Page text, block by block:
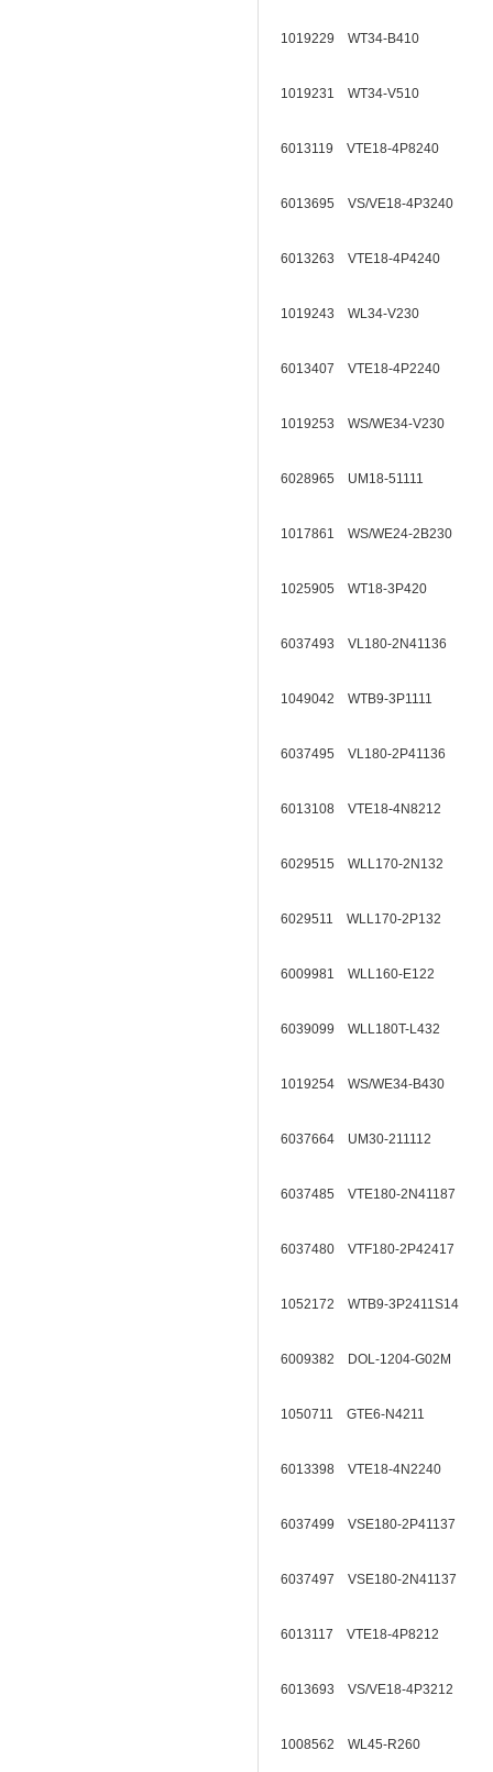
1019229 WT34-B410
1019231 WT34-V510
6013119 VTE18-4P8240
6013695 VS/VE18-4P3240
6013263 VTE18-4P4240
1019243 WL34-V230
6013407 VTE18-4P2240
1019253 WS/WE34-V230
6028965 UM18-51111
1017861 WS/WE24-2B230
1025905 WT18-3P420
6037493 VL180-2N41136
1049042 WTB9-3P1111
6037495 VL180-2P41136
6013108 VTE18-4N8212
6029515 WLL170-2N132
6029511 WLL170-2P132
6009981 WLL160-E122
6039099 WLL180T-L432
1019254 WS/WE34-B430
6037664 UM30-211112
6037485 VTE180-2N41187
6037480 VTF180-2P42417
1052172 WTB9-3P2411S14
6009382 DOL-1204-G02M
1050711 GTE6-N4211
6013398 VTE18-4N2240
6037499 VSE180-2P41137
6037497 VSE180-2N41137
6013117 VTE18-4P8212
6013693 VS/VE18-4P3212
1008562 WL45-R260